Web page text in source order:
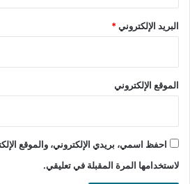
وموسيقى وغيرها من
تحميل برنامج qBittorrent للويندوز
64 بت(5.2.0)
تحميل
البريد الإلكتروني*
الموقع الإلكتروني
احفظ اسمي، بريدي الإلكتروني، والموقع
لاستخدامها المرة المقبلة في تعليقي.